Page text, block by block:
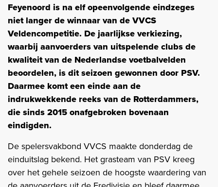
Feyenoord is na elf opeenvolgende eindzeges
niet langer de winnaar van de VVCS
Veldencompetitie. De jaarlijkse verkiezing,
waarbij aanvoerders van uitspelende clubs de
kwaliteit van de Nederlandse voetbalvelden
beoordelen, is dit seizoen gewonnen door PSV.
Daarmee komt een einde aan de
indrukwekkende reeks van de Rotterdammers,
die sinds 2015 onafgebroken bovenaan
eindigden.
De spelersvakbond VVCS maakte donderdag de
einduitslag bekend. Het grasteam van PSV kreeg
over het gehele seizoen de hoogste waardering van